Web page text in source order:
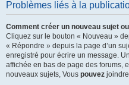
Problèmes liés à la
Comment créer un nouveau sujet
Cliquez sur le bouton « Nouveau »
« Répondre » depuis la page d’un
enregistré pour écrire un message.
affichée en bas de page des forums,
nouveaux sujets, Vous pouvez